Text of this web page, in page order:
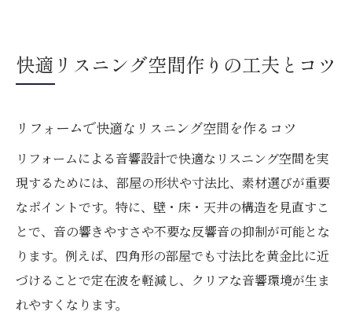
快適リスニング空間作りの工夫とコツ
リフォームで快適なリスニング空間を作るコツ
リフォームによる音響設計で快適なリスニング空間を実
現するためには、部屋の形状や寸法比、素材選びが重要
なポイントです。特に、壁・床・天井の構造を見直すこ
とで、音の響きやすさや不要な反響音の抑制が可能とな
ります。例えば、四角形の部屋でも寸法比を黄金比に近
づけることで定在波を軽減し、クリアな音響環境が生ま
れやすくなります。